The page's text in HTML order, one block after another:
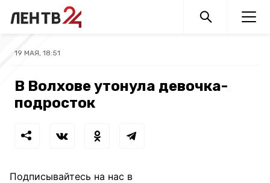
19 МАЯ, 18:51
В Волхове утонула девочка-
подросток
Подписывайтесь на нас в